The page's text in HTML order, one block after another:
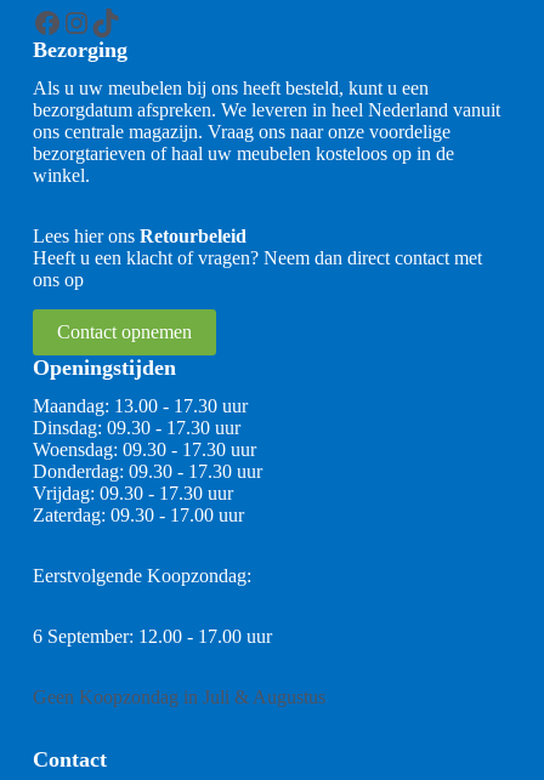
Facebook
Instagram
TikTok
Bezorging
Als u uw meubelen bij ons heeft besteld, kunt u een
bezorgdatum afspreken. We leveren in heel Nederland vanuit
ons centrale magazijn. Vraag ons naar onze voordelige
bezorgtarieven of haal uw meubelen kosteloos op in de
winkel.
Lees hier ons Retourbeleid
Heeft u een klacht of vragen? Neem dan direct contact met
ons op
Contact opnemen
Openingstijden
Maandag: 13.00 - 17.30 uur
Dinsdag: 09.30 - 17.30 uur
Woensdag: 09.30 - 17.30 uur
Donderdag: 09.30 - 17.30 uur
Vrijdag: 09.30 - 17.30 uur
Zaterdag: 09.30 - 17.00 uur
Eerstvolgende Koopzondag:
6 September: 12.00 - 17.00 uur
Geen Koopzondag in Juli & Augustus
Contact